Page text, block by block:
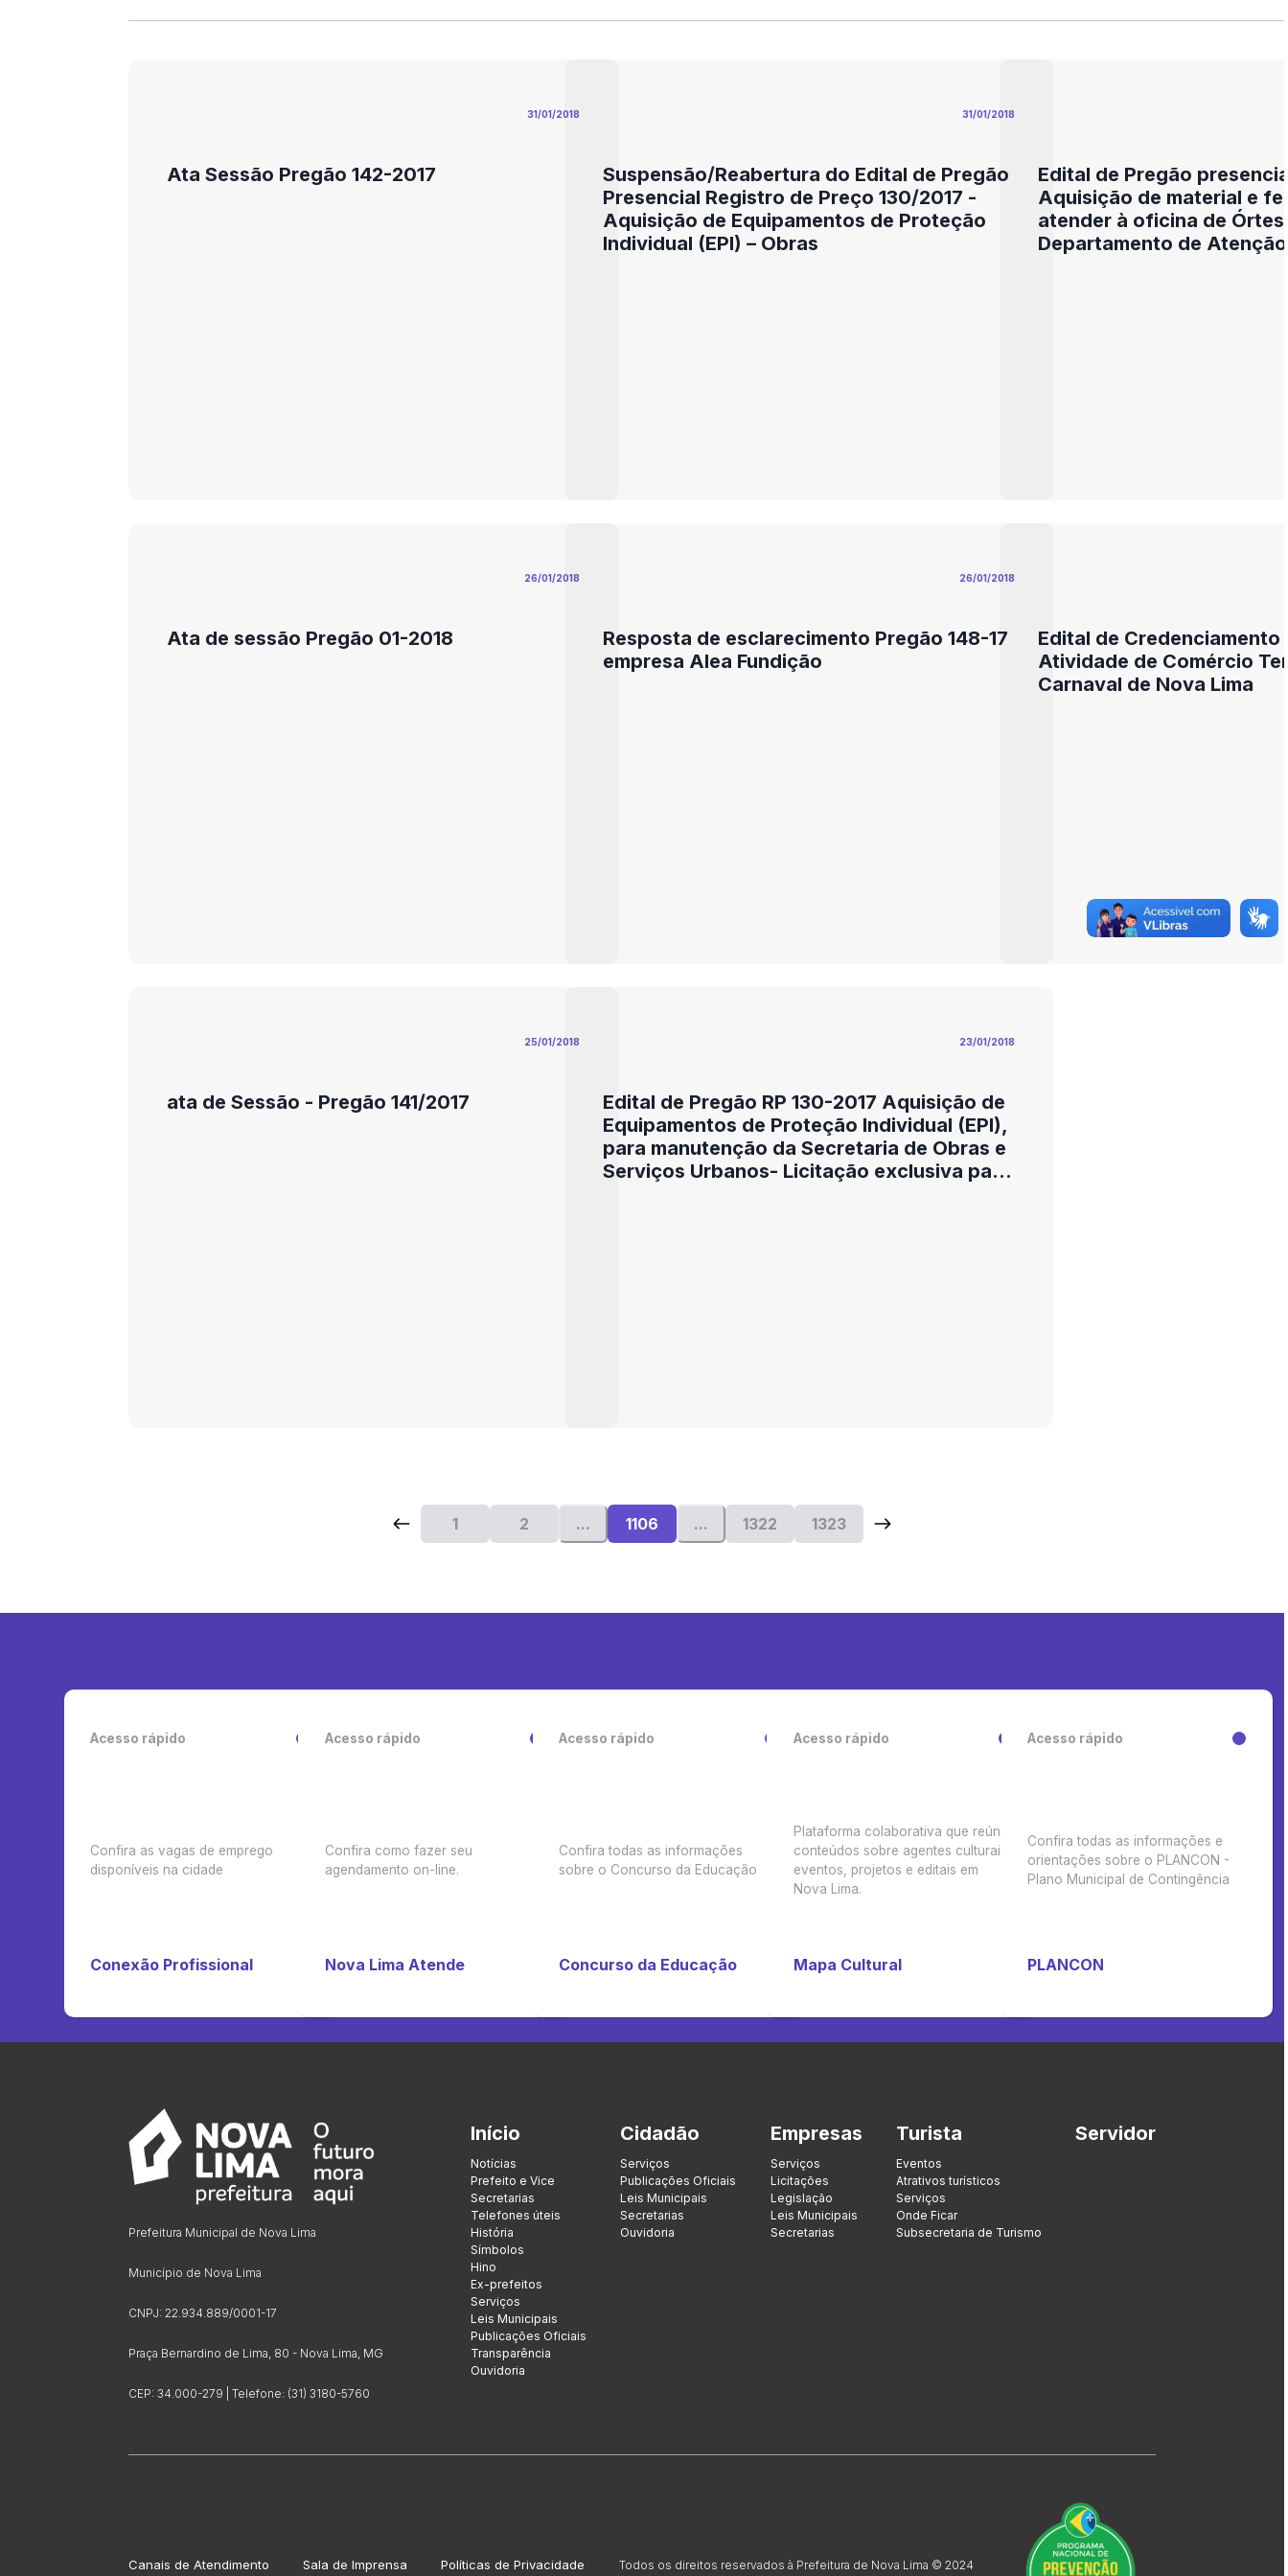
31/01/2018
Ata Sessão Pregão 142-2017
31/01/2018
Suspensão/Reabertura do Edital de Pregão
Presencial Registro de Preço 130/2017 -
Aquisição de Equipamentos de Proteção
Individual (EPI) – Obras
Edital de Pregão
Aquisição de material e
atender à oficina de
Departamento de
26/01/2018
Ata de sessão Pregão 01-2018
26/01/2018
Resposta de esclarecimento Pregão 148-17
empresa Alea Fundição
Edital de Credenciamento
Atividade de Comércio
Carnaval de Nova Lima
25/01/2018
ata de Sessão - Pregão 141/2017
23/01/2018
Edital de Pregão RP 130-2017 Aquisição de
Equipamentos de Proteção Individual (EPI),
para manutenção da Secretaria de Obras e
Serviços Urbanos- Licitação exclusiva para
1 2 ... 1106 ... 1322 1323
Acesso rápido
Confira as vagas de emprego
disponíveis na cidade
Conexão Profissional
Acesso rápido
Confira como fazer seu
agendamento on-line.
Nova Lima Atende
Acesso rápido
Confira todas as informações
sobre o Concurso da Educação
Concurso da Educação
Acesso rápido
Plataforma colaborativa que reúne
conteúdos sobre agentes culturais,
eventos, projetos e editais em
Nova Lima.
Mapa Cultural
Acesso rápido
Confira todas as informações e
orientações sobre o PLANCON -
Plano Municipal de Contingência
PLANCON
Prefeitura Municipal de Nova Lima
Município de Nova Lima
CNPJ: 22.934.889/0001-17
Praça Bernardino de Lima, 80 - Nova Lima, MG
CEP: 34.000-279 | Telefone: (31) 3180-5760
Início
Notícias
Prefeito e Vice
Secretarias
Telefones úteis
História
Símbolos
Hino
Ex-prefeitos
Serviços
Leis Municipais
Publicações Oficiais
Transparência
Ouvidoria
Cidadão
Serviços
Publicações Oficiais
Leis Municipais
Secretarias
Ouvidoria
Empresas
Serviços
Licitações
Legislação
Leis Municipais
Secretarias
Turista
Eventos
Atrativos turísticos
Serviços
Onde Ficar
Subsecretaria de Turismo
Servidor
Canais de Atendimento Sala de Imprensa Políticas de Privacidade Todos os direitos reservados à Prefeitura de Nova Lima © 2024